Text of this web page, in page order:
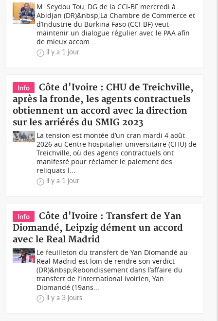
M. Seydou Tou, DG de la CCI-BF mercredi à
Abidjan (DR)&nbsp;La Chambre de Commerce et
d’Industrie du Burkina Faso (CCI-BF) veut
maintenir un dialogue régulier avec le PAA afin
de mieux accom...
il y a 1 jour
Info
Côte d'Ivoire : CHU de Treichville,
après la fronde, les agents contractuels
obtiennent un accord avec la direction
sur les arriérés du SMIG 2023
La tension est montée d’un cran mardi 4 août
2026 au Centre hospitalier universitaire (CHU) de
Treichville, où des agents contractuels ont
manifesté pour réclamer le paiement des
reliquats l...
il y a 1 jour
Info
Côte d'Ivoire : Transfert de Yan
Diomandé, Leipzig dément un accord
avec le Real Madrid
Le feuilleton du transfert de Yan Diomandé au
Real Madrid est loin de rendre son verdict
(DR)&nbsp;Rebondissement dans l’affaire du
transfert de l’international ivoirien, Yan
Diomandé (19ans...
il y a 3 jours